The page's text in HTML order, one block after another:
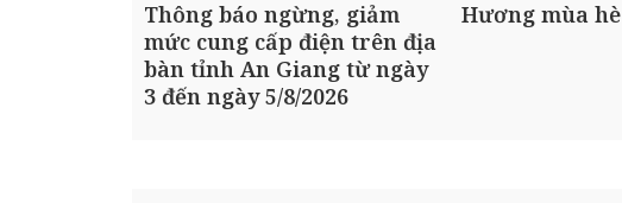
Thông báo ngừng, giảm
mức cung cấp điện trên địa
bàn tỉnh An Giang từ ngày
3 đến ngày 5/8/2026
Hương mùa hè